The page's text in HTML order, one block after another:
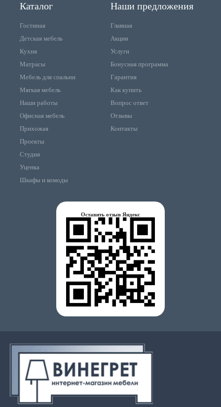
Каталог
Гостиная
Детская мебель
Кухня
Матрасы
Мебель для спальни
Мягкая мебель
Наши работы
Офисная мебель
Прихожая
Проекты
Студия
Уценка
Шкафы и комоды
Наши предложения
Главная
Акции
Услуги
Бонусная программа
Гарантия
Как купить
Вопрос ответ
Отзывы
Контакты
Оставить отзыв Яндекс